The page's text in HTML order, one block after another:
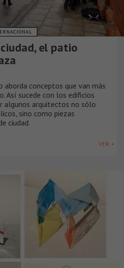
el patio
aborda conceptos que van más
Así sucede con los edificios
algunos arquitectos no sólo
sino como piezas
ciudad.
VER +